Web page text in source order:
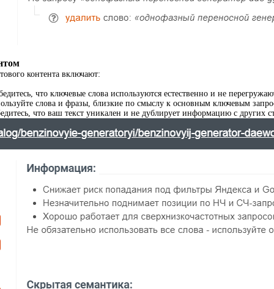
контента включают:
что ключевые слова используются естественно и не
слова и фразы, близкие по смыслу к основным ключевым
что ваш текст уникален и не дублирует информацию с других